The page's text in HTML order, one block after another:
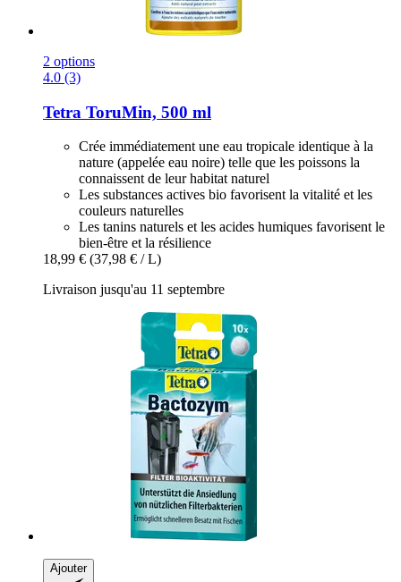
2 options
4.0 (3)
Tetra ToruMin, 500 ml
Crée immédiatement une eau tropicale identique à la
nature (appelée eau noire) telle que les poissons la
connaissent de leur habitat naturel
Les substances actives bio favorisent la vitalité et les
couleurs naturelles
Les tanins naturels et les acides humiques favorisent le
bien-être et la résilience
18,99 € (37,98 € / L)
Livraison jusqu'au 11 septembre
Ajouter